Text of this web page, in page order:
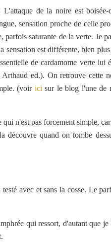
de la noire est boisée-
sensation proche de celle
saturante de la verte. Je
sensation est différente, bien
de cardamome verte lui
Arthaud ed.). On retrouve cette
(voir ici sur le blog l'une de
n'est pas forcement simple,
découvre quand on tombe
avec et sans la cosse. Le
qui ressort, d'autant que je